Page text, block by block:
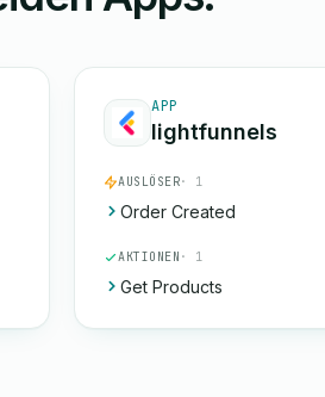
APP
lightfunnels
AUSLÖSER· 1
Order Created
AKTIONEN · 1
Get Products